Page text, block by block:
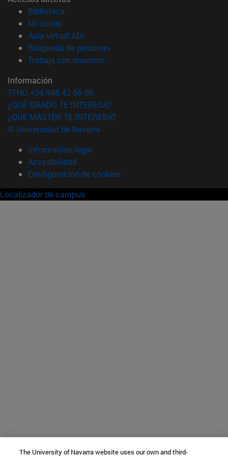
Biblioteca
Mi correo(abre en nueva ventana)
Aula virtual ADI
Búsqueda de personas(abre en nueva ventana)
Trabaja con nosotros(abre en nueva ventana)
Información
TFNO +34 948 42 56 00
¿QUÉ GRADO TE INTERESA?
¿QUÉ MÁSTER TE INTERESA?
© Universidad de Navarra
Información legal
Accesibilidad
Configuración de cookies
Localizador de campus
The University of Navarra website uses our own and third-